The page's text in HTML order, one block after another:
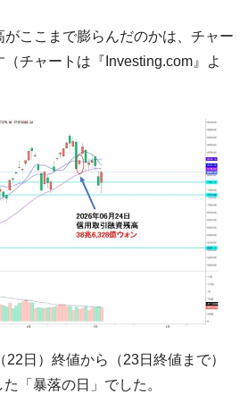
ル入手」手段ではないのか？
為取引量「1日当たり1,214.4億ド
の動きに強く左右される状態
ってきた李在明。李在明を支持しな
統領府ボンクラ政策室長が告発され
べき株価操作であり、空前の国政壟
察職員が「丸刈りになって抗議活
が鉄鋼輸出を異常増加させる ⇒ 中
蝕む。
が示す現況は決して良くない。
突案件】韓国消費者院が『クーパ
ここまで膨らんだのかは、チャー
（チャートは『Investing.com』よ
日）終値から（23日終値まで）
「暴落の日」でした。